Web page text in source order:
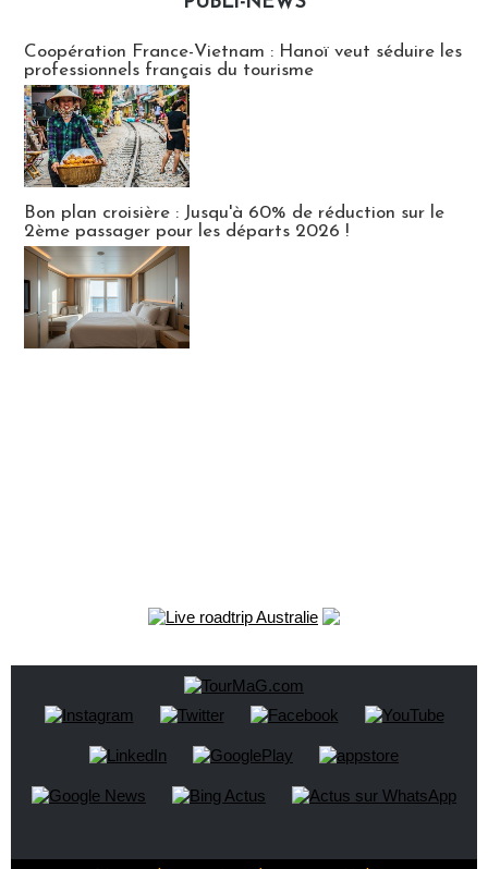
Coopération France-Vietnam : Hanoï veut séduire les
professionnels français du tourisme
Bon plan croisière : Jusqu'à 60% de réduction sur le
2ème passager pour les départs 2026 !